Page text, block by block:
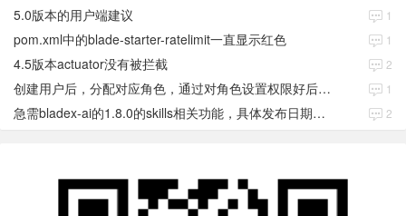
5.0版本的用户端建议 1
pom.xml中的blade-starter-ratelimit一直显示红色 1
4.5版本actuator没有被拦截 2
创建用户后，分配对应角色，通过对角色设置权限好后，登录当前用户后。查看不到当前已分配对应角色权限数据 1
急需bladex-ai的1.8.0的skills相关功能，具体发布日期是多少号 2